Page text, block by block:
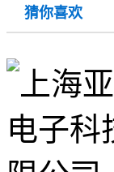
猜你喜欢